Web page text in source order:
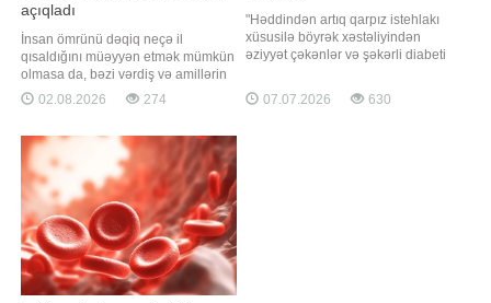
açıqladı
İnsan ömrünü dəqiq neçə il
qısaldığını müəyyən etmək mümkün
olmasa da, bəzi vərdiş və amillərin
həyat müddətinə ciddi təsir
göstərdiyini göstərən elmi
istinadən xəbər verir ki, bu barədə
rusiyalı terapevt Kristina Radina -ya
açıqlamasında danışıb. Həkimin
sözlərin
02.08.2026 274
"Həddindən artıq qarpız istehlakı
xüsusilə böyrək xəstəliyindən
əziyyət çəkənlər və şəkərli diabeti
yarada bilər". "Qafqazinfo" xəbər
verir ki, bu sözləri diyetoloq Olqa
07.07.2026 630